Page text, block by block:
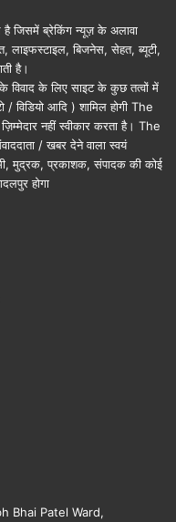
है जिसमें ब्रेकिंग न्यूज़ के अलावा
लाइफस्टाइल, बिजनेस, सेहत, ब्यूटी,
है।
विवाद के लिए साइट के कुछ तत्वों में
/ विडियो आदि ) शामिल होगी The
नहीं स्वीकार करता है। The
/ खबर देने वाला स्वयं
मुद्रक, प्रकाशक, संपादक की कोई
होगा
Bhai Patel Ward,